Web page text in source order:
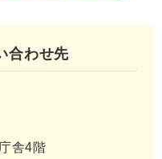
合わせ先
舎4階